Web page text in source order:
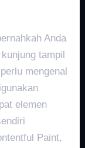
Anda
tampil
mengenal
elemen
Paint,